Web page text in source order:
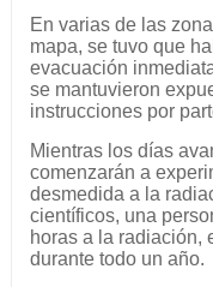
En varias de las
mapa, se tuvo que
evacuación
se mantuvieron
instrucciones por
Mientras los días
comenzarán a
desmedida a la
científicos, una
horas a la radiación,
durante todo un año.